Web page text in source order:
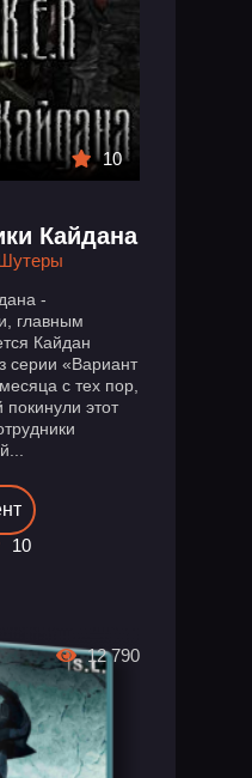
10
Кайдана
-
главным
Кайдан
серии «Вариант
с тех пор,
покинули этот
10
12 790